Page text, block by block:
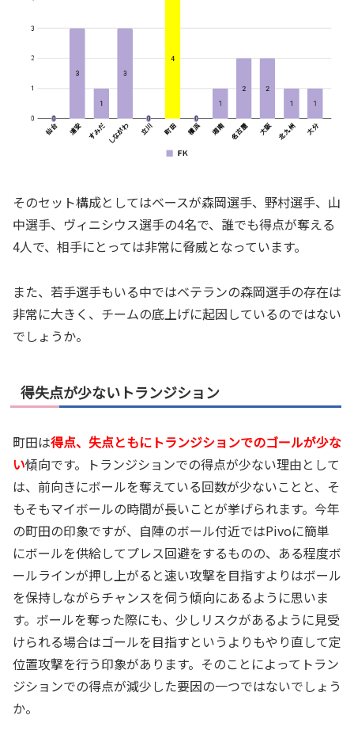
そのセット構成としてはベースが森岡選手、野村選手、山
中選手、ヴィニシウス選手の4名で、誰でも得点が奪える
4人で、相手にとっては非常に脅威となっています。
また、若手選手もいる中ではベテランの森岡選手の存在は
非常に大きく、チームの底上げに起因しているのではない
でしょうか。
得失点が少ないトランジション
町田は得点、失点ともにトランジションでのゴールが少な
い傾向です。トランジションでの得点が少ない理由として
は、前向きにボールを奪えている回数が少ないことと、そ
もそもマイボールの時間が長いことが挙げられます。今年
の町田の印象ですが、自陣のボール付近ではPivoに簡単
にボールを供給してプレス回避をするものの、ある程度ボ
ールラインが押し上がると速い攻撃を目指すよりはボール
を保持しながらチャンスを伺う傾向にあるように思いま
す。ボールを奪った際にも、少しリスクがあるように見受
けられる場合はゴールを目指すというよりもやり直して定
位置攻撃を行う印象があります。そのことによってトラン
ジションでの得点が減少した要因の一つではないでしょう
か。